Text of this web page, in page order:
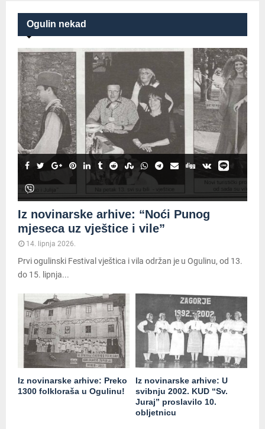
Ogulin nekad
Iz novinarske arhive: “Noći Punog
mjeseca uz vještice i vile”
14. lipnja 2026.
Prvi ogulinski Festival vještica i vila održan je u Ogulinu, od 13.
do 15. lipnja...
Iz novinarske arhive: Preko
1300 folkloraša u Ogulinu!
Iz novinarske arhive: U
svibnju 2002. KUD “Sv.
Juraj” proslavilo 10.
obljetnicu